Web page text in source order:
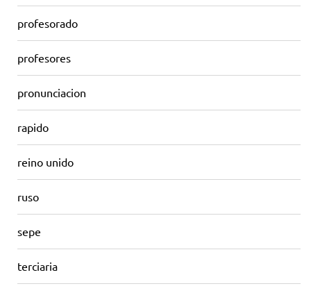
profesorado
profesores
pronunciacion
rapido
reino unido
ruso
sepe
terciaria